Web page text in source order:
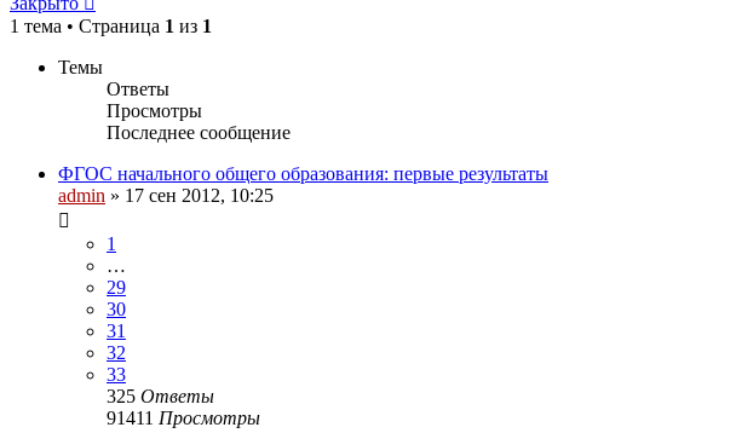
1 тема • Страница 1 из 1
Темы
Ответы
Просмотры
Последнее сообщение
ФГОС начального общего образования: первые результаты
admin » 17 сен 2012, 10:25
1
…
29
30
31
32
33
325 Ответы
91411 Просмотры